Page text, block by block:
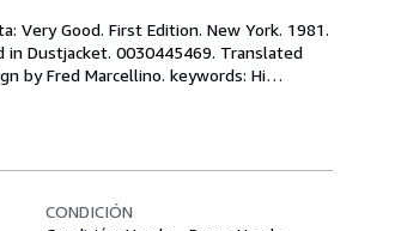
Very Good. First Edition. New York. 1981.
Dustjacket. 0030445469. Translated
by Fred Marcellino. keywords: Hi…
CONDICIÓN